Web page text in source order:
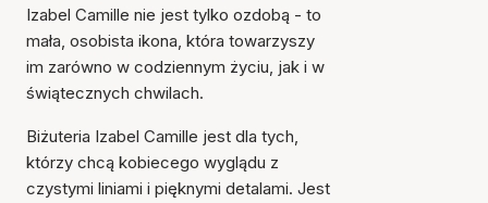
Izabel Camille nie jest tylko ozdobą - to
mała, osobista ikona, która towarzyszy
im zarówno w codziennym życiu, jak i w
świątecznych chwilach.
Biżuteria Izabel Camille jest dla tych,
którzy chcą kobiecego wyglądu z
czystymi liniami i pięknymi detalami. Jest